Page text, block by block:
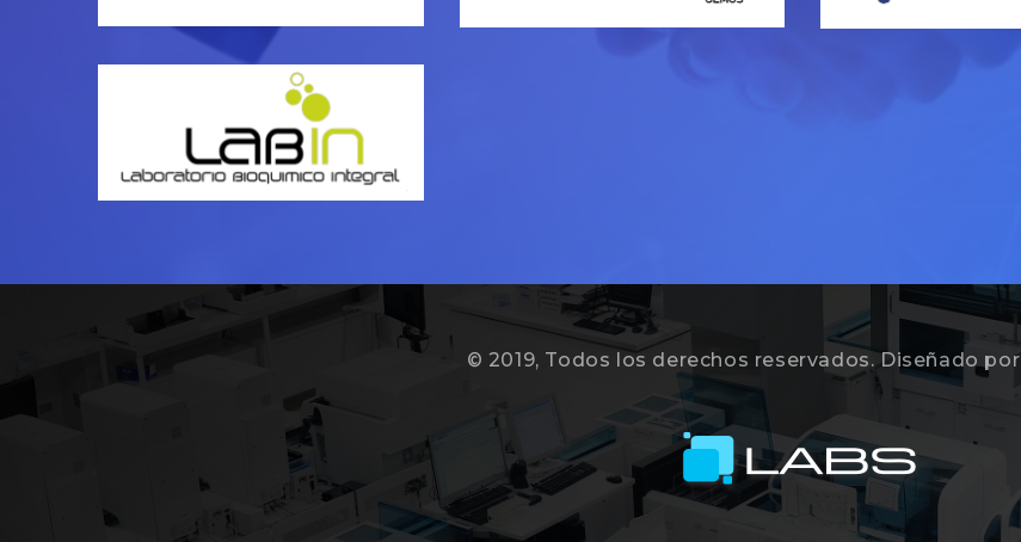
© 2019, Todos los derechos reservados. Diseñado por